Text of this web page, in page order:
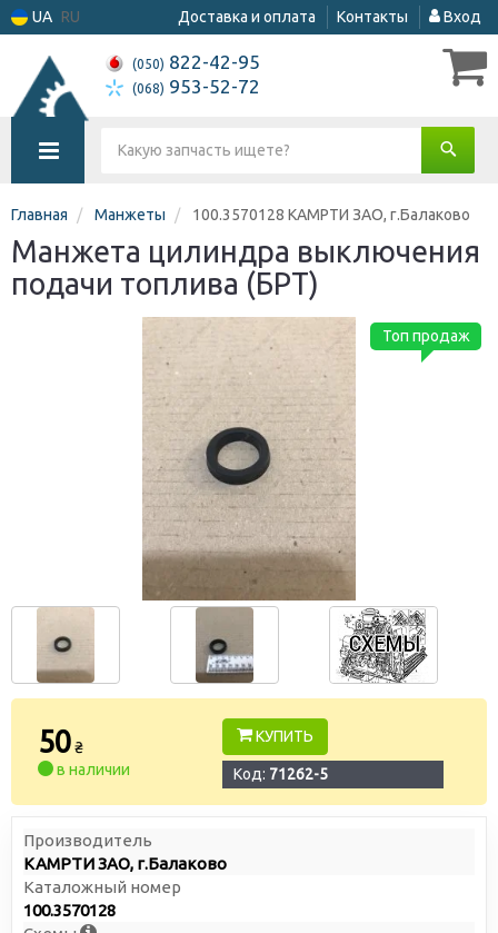
UA RU Доставка и оплата Контакты Вход
(050) 822-42-95
(068) 953-52-72
Главная Манжеты 100.3570128 КАМРТИ ЗАО, г.Балаково
Манжета цилиндра выключения
подачи топлива (БРТ)
Топ продаж
50₴
в наличии
КУПИТЬ
Код: 71262-5
Производитель
КАМРТИ ЗАО, г.Балаково
Каталожный номер
100.3570128